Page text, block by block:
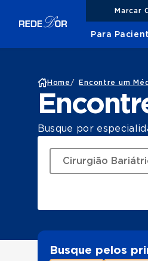
Marcar
Para
Home / Encontre um
Busque por
Busque pelos